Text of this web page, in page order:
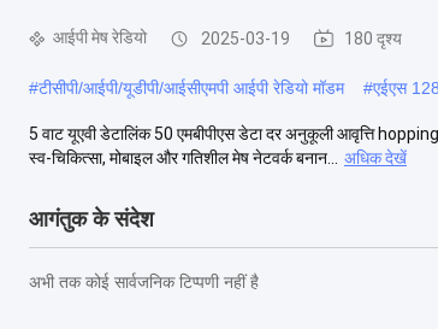
आईपी ​​मेष रेडियो 2025-03-19 180 दृश्य
#टीसीपी/आईपी/यूडीपी/आईसीएमपी आईपी रेडियो मॉडम #एईएस
5 वाट यूएवी डेटालिंक 50 एमबीपीएस डेटा दर अनुकूली आवृत्ति
स्व-चिकित्सा, मोबाइल और गतिशील मेष नेटवर्क बनान...
अधिक देखें
आगंतुक के संदेश
अभी तक कोई सार्वजनिक टिप्पणी नहीं है